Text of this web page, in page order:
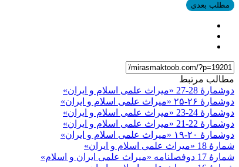
مطلب بعدی
مطالب مرتبط
دوشمارۀ 28-27 «میراث علمی اسلام و ایران»
دوشمارۀ ۲۶-۲۵ «میراث علمی اسلام و ایران»
دوشمارۀ 24-23 «میراث علمی اسلام و ایران»
دوشمارۀ 22-21 «میراث علمی اسلام و ایران»
دوشمارۀ ۲۰-۱۹ «میراث علمی اسلام و ایران»
شمارۀ 18 «میراث علمی اسلام و ایران»
شمارۀ 17 دوفصلنامه «میراث علمی ایران و اسلام»